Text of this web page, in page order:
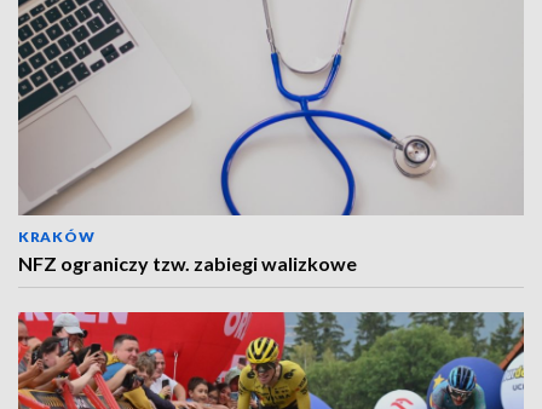
KRAKÓW
NFZ ograniczy tzw. zabiegi walizkowe